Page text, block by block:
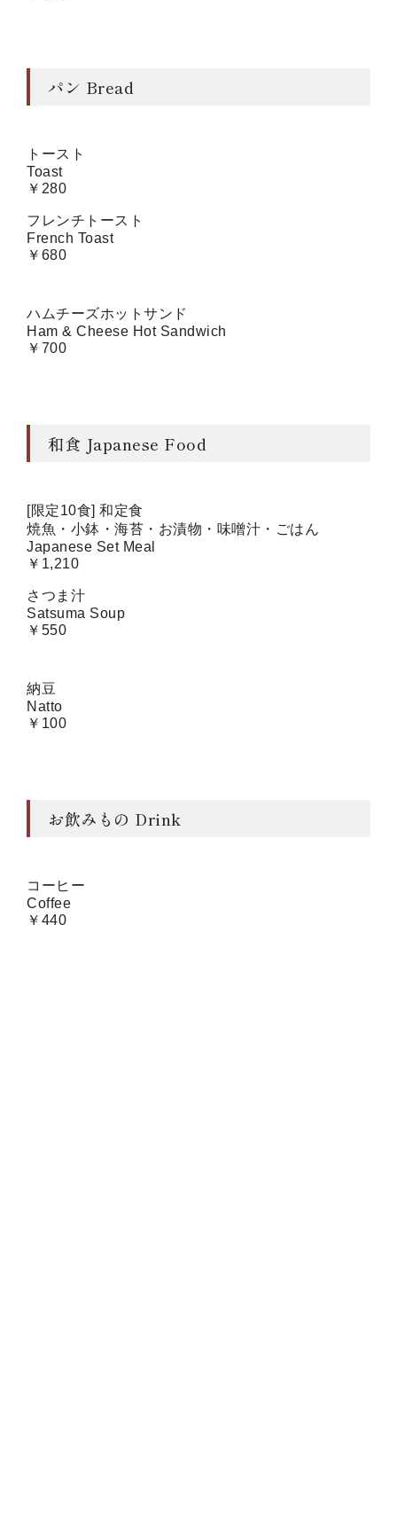
パン Bread
トースト
Toast
￥280
フレンチトースト
French Toast
￥680
ハムチーズホットサンド
Ham & Cheese Hot Sandwich
￥700
和食 Japanese Food
[限定10食] 和定食
焼魚・小鉢・海苔・お漬物・味噌汁・ごはん
Japanese Set Meal
￥1,210
さつま汁
Satsuma Soup
￥550
納豆
Natto
￥100
お飲みもの Drink
コーヒー
Coffee
￥440